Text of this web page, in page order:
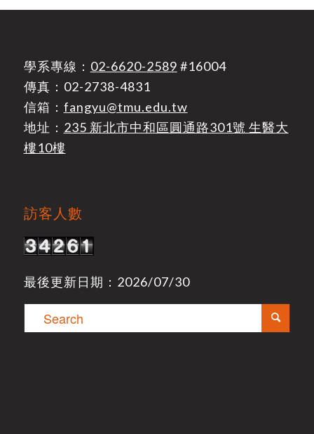
學系專線： 02-6620-2589 #16004
傳真：02-2738-4831
信箱： fangyu@tmu.edu.tw
地址： 235 新北市中和區圓通路301號 生醫大
樓10樓
訪客人數
最後更新日期：2026/07/30